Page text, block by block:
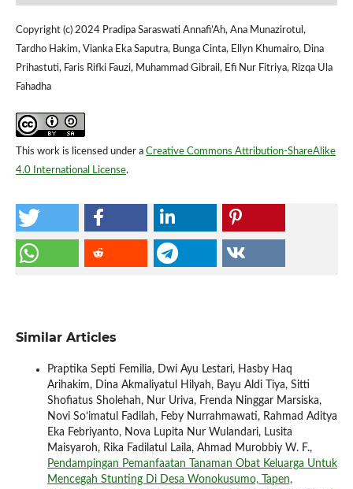
Copyright (c) 2024 Pradipa Saraswati Annafi’Ah, Ana Munazirotul,
Tardho Hakim, Vianka Eka Saputra, Bunga Cinta, Ellyn Khumairo, Dina
Prihastuti, Faris Rifki Fauzi, Muhammad Gibrail, Efi Nur Fitriya, Rizqa Ula
Fahadha
This work is licensed under a Creative Commons Attribution-ShareAlike
4.0 International License.
Similar Articles
Praptika Septi Femilia, Dwi Ayu Lestari, Hasby Haq
Arihakim, Dina Akmaliyatul Hilyah, Bayu Aldi Tiya, Sitti
Shofiatus Sholehah, Nur Uriva, Frenda Ninggar Marsiska,
Novi So’imatul Fadilah, Feby Nurrahmawati, Rahmad Aditya
Eka Febriyanto, Nova Lupita Nur Wulandari, Lusita
Maisyaroh, Rika Fadilatul Laila, Ahmad Murobbiy W. F.,
Pendampingan Pemanfaatan Tanaman Obat Keluarga Untuk
Mencegah Stunting Di Desa Wonokusumo, Tapen,